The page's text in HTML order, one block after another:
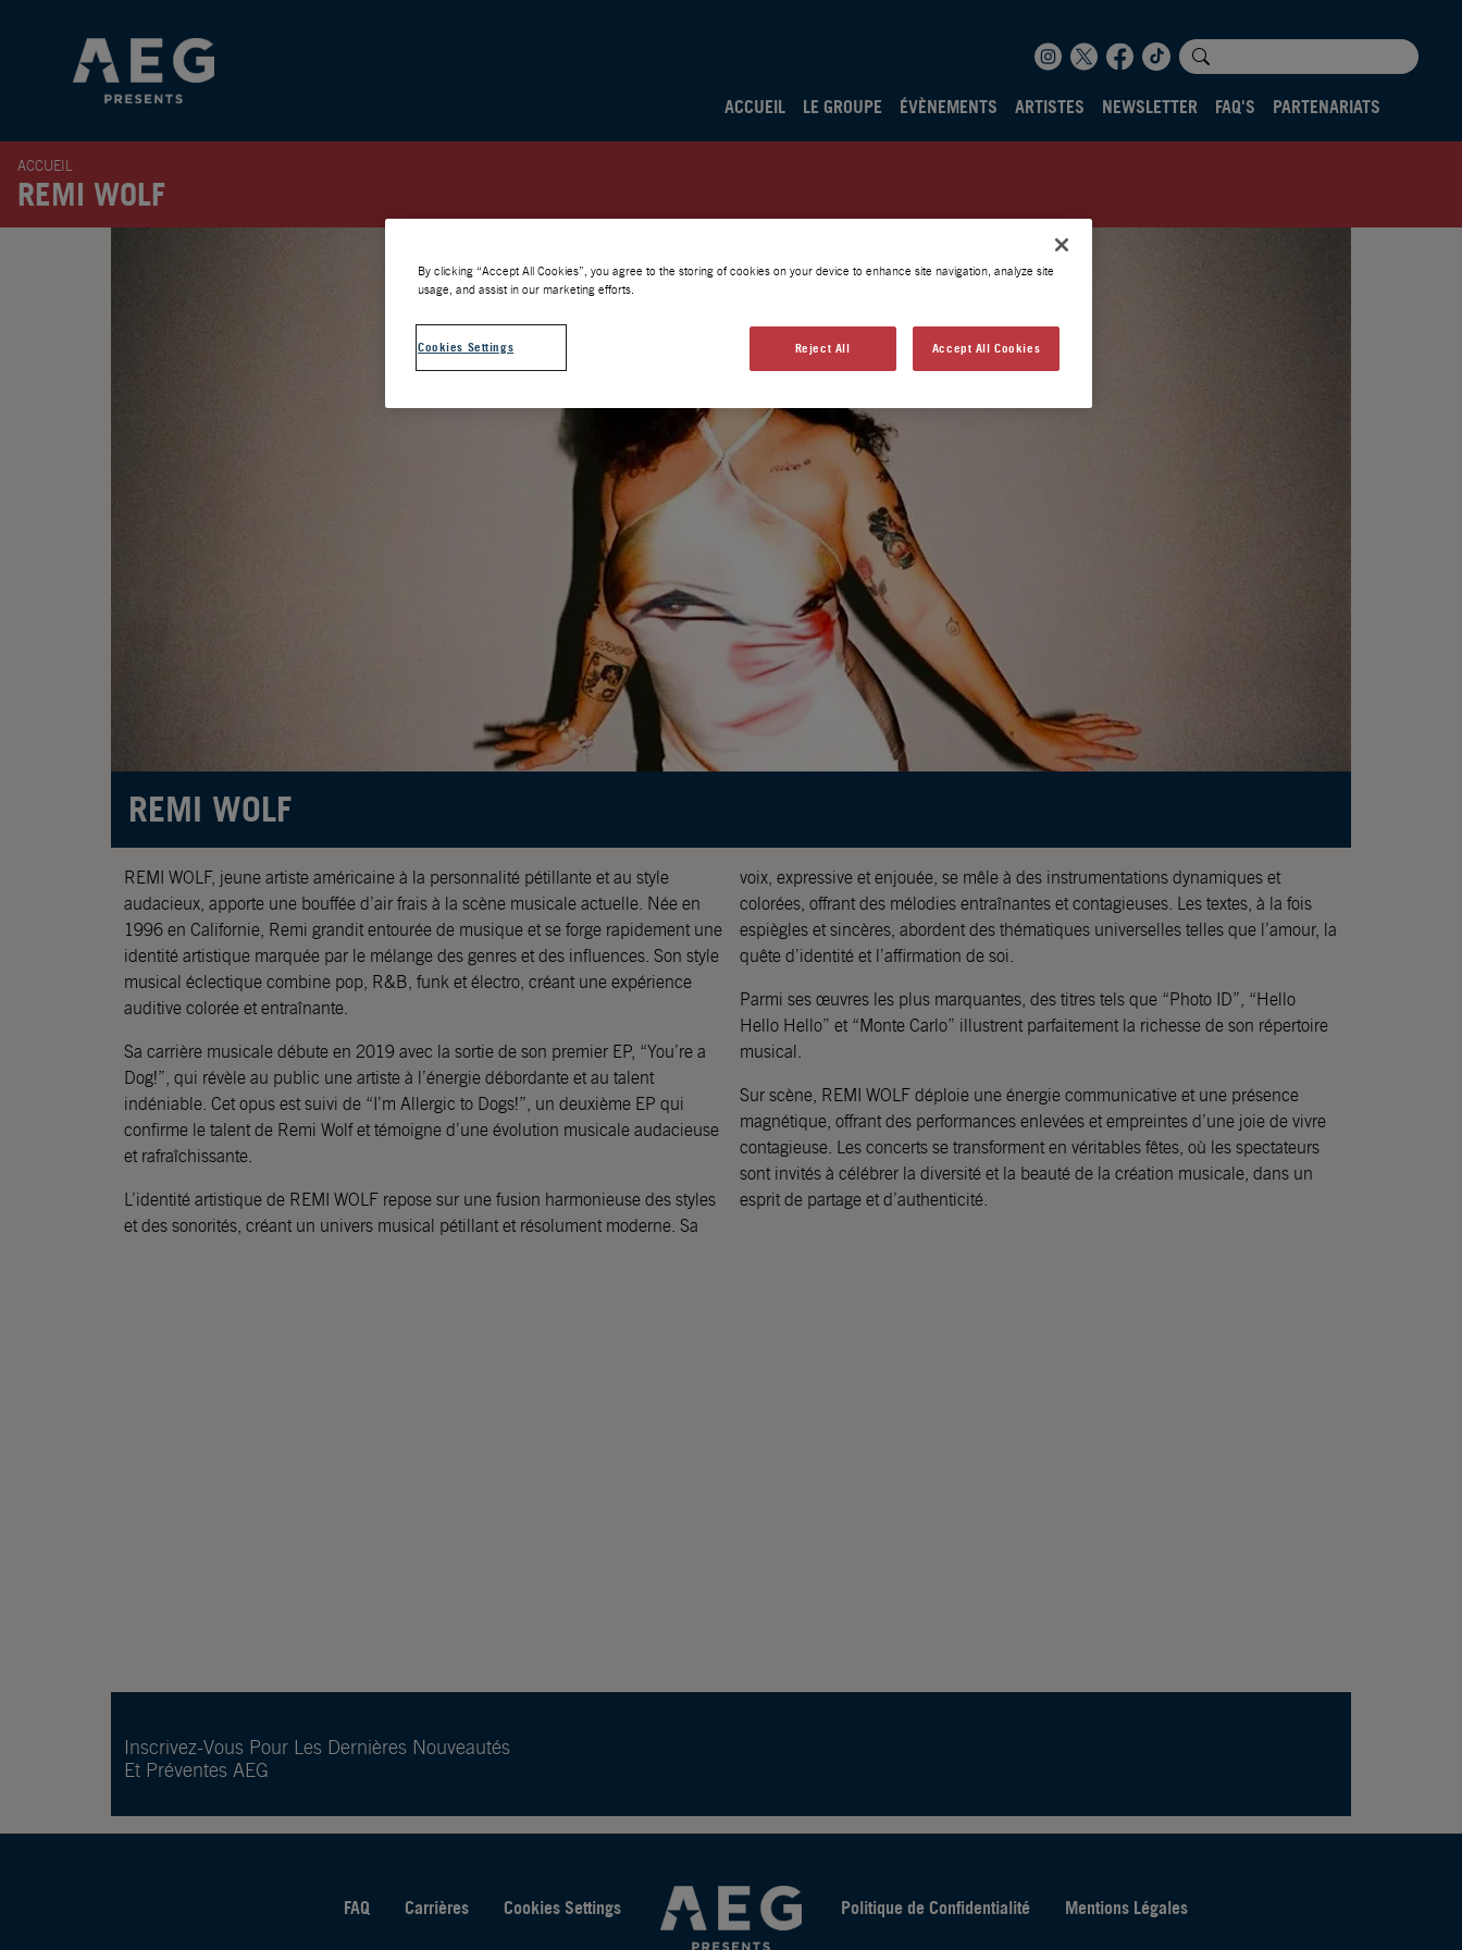
ACCUEIL LE GROUPE ÉVÈNEMENTS ARTISTES NEWSLETTER FAQ'S PARTENARIATS
ACCUEIL
REMI WOLF
REMI WOLF
REMI WOLF, jeune artiste américaine à la personnalité pétillante et au style
audacieux, apporte une bouffée d’air frais à la scène musicale actuelle. Née en
1996 en Californie, Remi grandit entourée de musique et se forge rapidement une
identité artistique marquée par le mélange des genres et des influences. Son style
musical éclectique combine pop, R&B, funk et électro, créant une expérience
auditive colorée et entraînante.
Sa carrière musicale débute en 2019 avec la sortie de son premier EP, “You’re a
Dog!”, qui révèle au public une artiste à l’énergie débordante et au talent
indéniable. Cet opus est suivi de “I’m Allergic to Dogs!”, un deuxième EP qui
confirme le talent de Remi Wolf et témoigne d’une évolution musicale audacieuse
et rafraîchissante.
L’identité artistique de REMI WOLF repose sur une fusion harmonieuse des styles
et des sonorités, créant un univers musical pétillant et résolument moderne. Sa
voix, expressive et enjouée, se mêle à des instrumentations dynamiques et
colorées, offrant des mélodies entraînantes et contagieuses. Les textes, à la fois
espiègles et sincères, abordent des thématiques universelles telles que l’amour, la
quête d’identité et l’affirmation de soi.
Parmi ses œuvres les plus marquantes, des titres tels que “Photo ID”, “Hello
Hello Hello” et “Monte Carlo” illustrent parfaitement la richesse de son répertoire
musical.
Sur scène, REMI WOLF déploie une énergie communicative et une présence
magnétique, offrant des performances enlevées et empreintes d’une joie de vivre
contagieuse. Les concerts se transforment en véritables fêtes, où les spectateurs
sont invités à célébrer la diversité et la beauté de la création musicale, dans un
esprit de partage et d’authenticité.
Inscrivez-Vous Pour Les Dernières Nouveautés
Et Préventes AEG
FAQ Carrières Cookies Settings Politique de Confidentialité Mentions Légales
By clicking “Accept All Cookies”, you agree to the storing of cookies on your device to enhance site navigation, analyze site
usage, and assist in our marketing efforts.
Cookies Settings Reject All Accept All Cookies